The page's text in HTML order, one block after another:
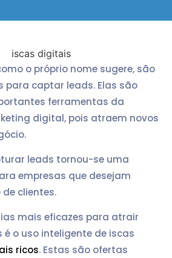
o próprio nome sugere, são
para captar leads. Elas são
ferramentas da
digital, pois atraem novos
leads tornou-se uma
empresas que desejam
clientes.
mais eficazes para atrair
o uso inteligente de iscas
ricos. Estas são ofertas